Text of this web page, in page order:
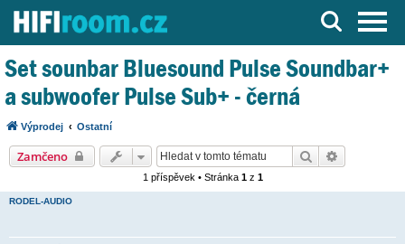
Server o Hi-Fi a AV technice
Set sounbar Bluesound Pulse Soundbar+
a subwoofer Pulse Sub+ - černá
Výprodej Ostatní
Zamčeno Hledat
1 příspěvek • Stránka 1z 1
RODEL-AUDIO